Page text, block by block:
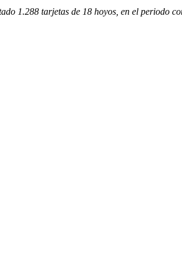
1.288 tarjetas de 18 hoyos, en el periodo